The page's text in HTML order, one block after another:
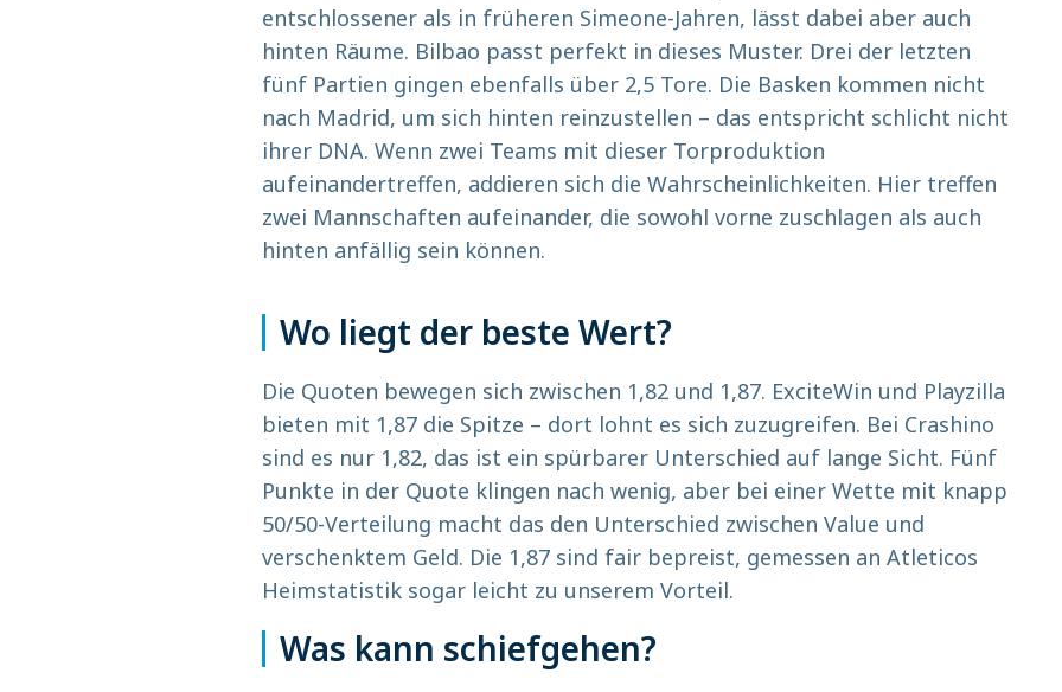
entschlossener als in früheren Simeone-Jahren, lässt dabei aber auch
hinten Räume. Bilbao passt perfekt in dieses Muster. Drei der letzten
fünf Partien gingen ebenfalls über 2,5 Tore. Die Basken kommen nicht
nach Madrid, um sich hinten reinzustellen – das entspricht schlicht nicht
ihrer DNA. Wenn zwei Teams mit dieser Torproduktion
aufeinandertreffen, addieren sich die Wahrscheinlichkeiten. Hier treffen
zwei Mannschaften aufeinander, die sowohl vorne zuschlagen als auch
hinten anfällig sein können.
Wo liegt der beste Wert?
Die Quoten bewegen sich zwischen 1,82 und 1,87. ExciteWin und Playzilla
bieten mit 1,87 die Spitze – dort lohnt es sich zuzugreifen. Bei Crashino
sind es nur 1,82, das ist ein spürbarer Unterschied auf lange Sicht. Fünf
Punkte in der Quote klingen nach wenig, aber bei einer Wette mit knapp
50/50-Verteilung macht das den Unterschied zwischen Value und
verschenktem Geld. Die 1,87 sind fair bepreist, gemessen an Atleticos
Heimstatistik sogar leicht zu unserem Vorteil.
Was kann schiefgehen?